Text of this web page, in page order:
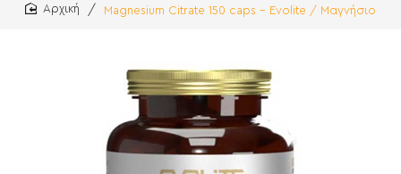
Magnesium Citrate 150 caps - Evolite / Μαγνήσιο